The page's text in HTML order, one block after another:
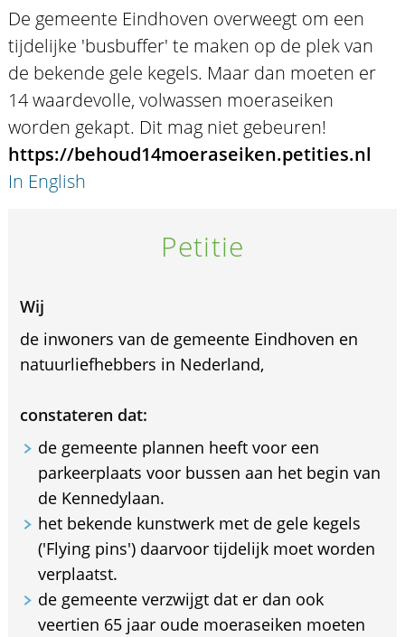
De gemeente Eindhoven overweegt om een
tijdelijke 'busbuffer' te maken op de plek van
de bekende gele kegels. Maar dan moeten er
14 waardevolle, volwassen moeraseiken
worden gekapt. Dit mag niet gebeuren!
https://behoud14moeraseiken.petities.nl
In English
Petitie
Wij
de inwoners van de gemeente Eindhoven en
natuurliefhebbers in Nederland,
constateren dat:
de gemeente plannen heeft voor een
parkeerplaats voor bussen aan het begin van
de Kennedylaan.
het bekende kunstwerk met de gele kegels
('Flying pins') daarvoor tijdelijk moet worden
verplaatst.
de gemeente verzwijgt dat er dan ook
veertien 65 jaar oude moeraseiken moeten